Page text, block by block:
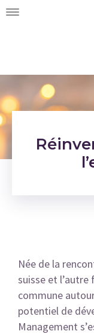
Toggle
Née de la
suisse et
commune
potentiel de
Management